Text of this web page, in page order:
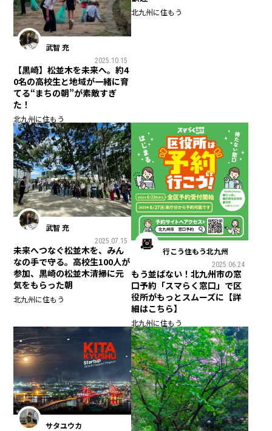
武智 充
2025.10.15
【黒崎】松並木を未来へ。約4
0名の高校生と地域が一緒に育
てる“まちの朝”が素敵すぎ
た！
北九州に住もう
北九州に住もう
武智 充
2025.07.15
未来へつなぐ松並木を、みん
なの手で守る。高校生100人が
参加、黒崎の松並木清掃に元
気をもらった朝
北九州に住もう
行こう住もう北九州
2025.06.24
もう並ばない！北九州市の窓
口予約「スマらく窓口」で区
役所がもっとスムーズに【詳
細はこちら】
北九州に住もう
サタユウカ